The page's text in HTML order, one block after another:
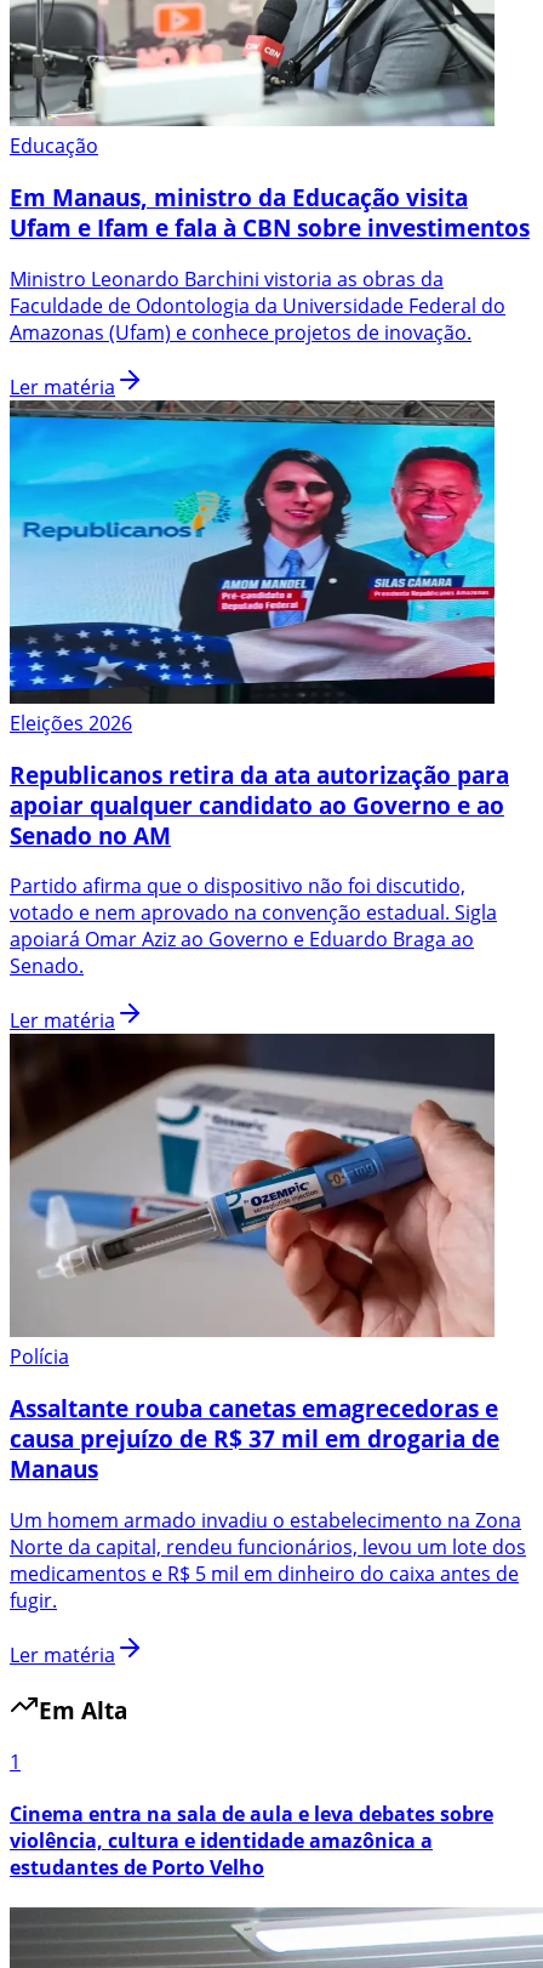
Educação
Em Manaus, ministro da Educação visita
Ufam e Ifam e fala à CBN sobre investimentos
Ministro Leonardo Barchini vistoria as obras da
Faculdade de Odontologia da Universidade Federal do
Amazonas (Ufam) e conhece projetos de inovação.
Ler matéria
Eleições 2026
Republicanos retira da ata autorização para
apoiar qualquer candidato ao Governo e ao
Senado no AM
Partido afirma que o dispositivo não foi discutido,
votado e nem aprovado na convenção estadual. Sigla
apoiará Omar Aziz ao Governo e Eduardo Braga ao
Senado.
Ler matéria
Polícia
Assaltante rouba canetas emagrecedoras e
causa prejuízo de R$ 37 mil em drogaria de
Manaus
Um homem armado invadiu o estabelecimento na Zona
Norte da capital, rendeu funcionários, levou um lote dos
medicamentos e R$ 5 mil em dinheiro do caixa antes de
fugir.
Ler matéria
Em Alta
1
Cinema entra na sala de aula e leva debates sobre
violência, cultura e identidade amazônica a
estudantes de Porto Velho